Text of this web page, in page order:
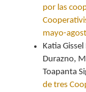
por las
mayo-
Katia
Durazno,
Toapanta
de tres